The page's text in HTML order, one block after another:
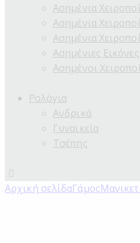
Ασημένια
Ασημένια
Ασημένια
Ασημένιες Εικόνες
Ασημένοι
Ρολόγια
Ανδρικά
Γυναικεία
Τσέπης
Αρχική σελίδαΓάμος